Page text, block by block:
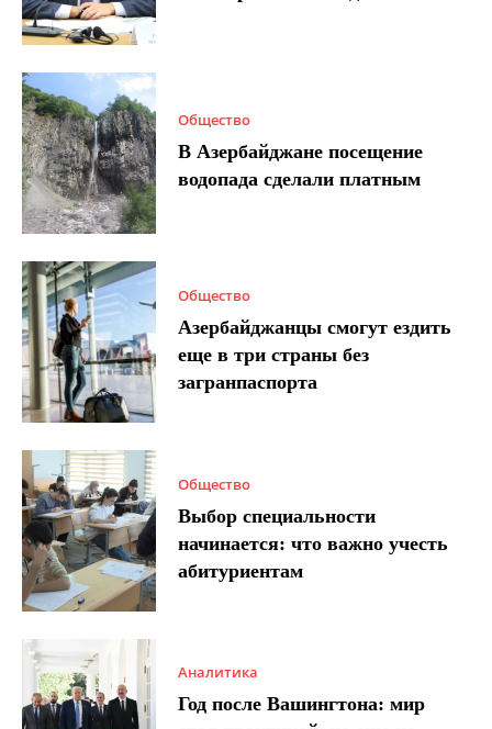
Общество
В Азербайджане посещение
водопада сделали платным
Общество
Азербайджанцы смогут ездить
еще в три страны без
загранпаспорта
Общество
Выбор специальности
начинается: что важно учесть
абитуриентам
Аналитика
Год после Вашингтона: мир